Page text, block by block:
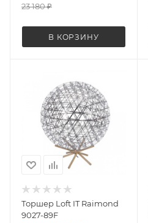
23 180₽
В КОРЗИНУ
Торшер Loft IT Raimond
9027-89F